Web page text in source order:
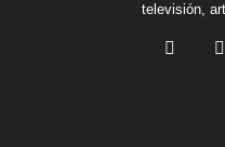
televisión,